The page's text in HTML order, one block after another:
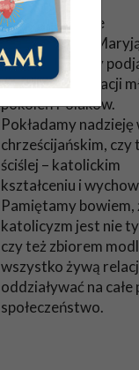
W tym numerze
„Przymierza z
postanowiliśmy
tematykę edukacji
pokoleń Polaków.
Pokładamy nadzieję
chrześcijańskim, czy
ściślej – katolickim
kształceniu i
Pamiętamy bowiem,
katolicyzm jest nie
czy też zbiorem
wszystko żywą
oddziaływać na całe
społeczeństwo.